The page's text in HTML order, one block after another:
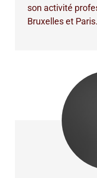
son activité
Bruxelles et